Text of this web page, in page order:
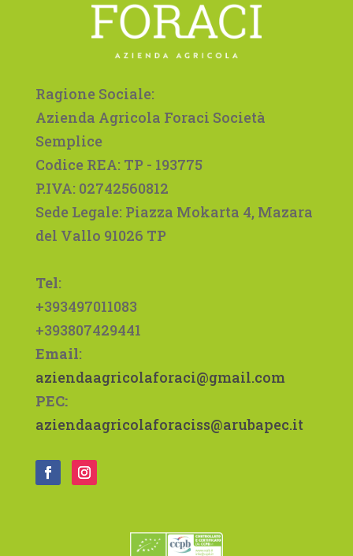
Ragione Sociale:
Azienda Agricola Foraci Società
Semplice
Codice REA: TP - 193775
P.IVA: 02742560812
Sede Legale: Piazza Mokarta 4, Mazara
del Vallo 91026 TP
Tel:
+393497011083
+393807429441
Email:
aziendaagricolaforaci@gmail.com
PEC:
aziendaagricolaforaciss@arubapec.it